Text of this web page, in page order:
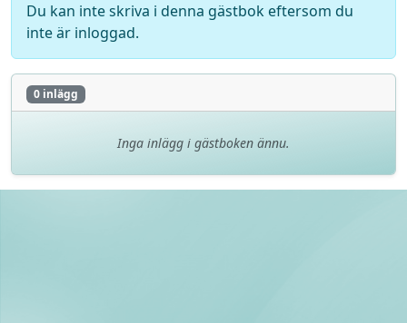
Du kan inte skriva i denna gästbok eftersom du
inte är inloggad.
0 inlägg
Inga inlägg i gästboken ännu.